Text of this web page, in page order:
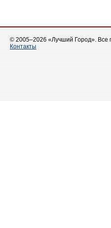
© 2005–2026 «Лучший Город».
Контакты